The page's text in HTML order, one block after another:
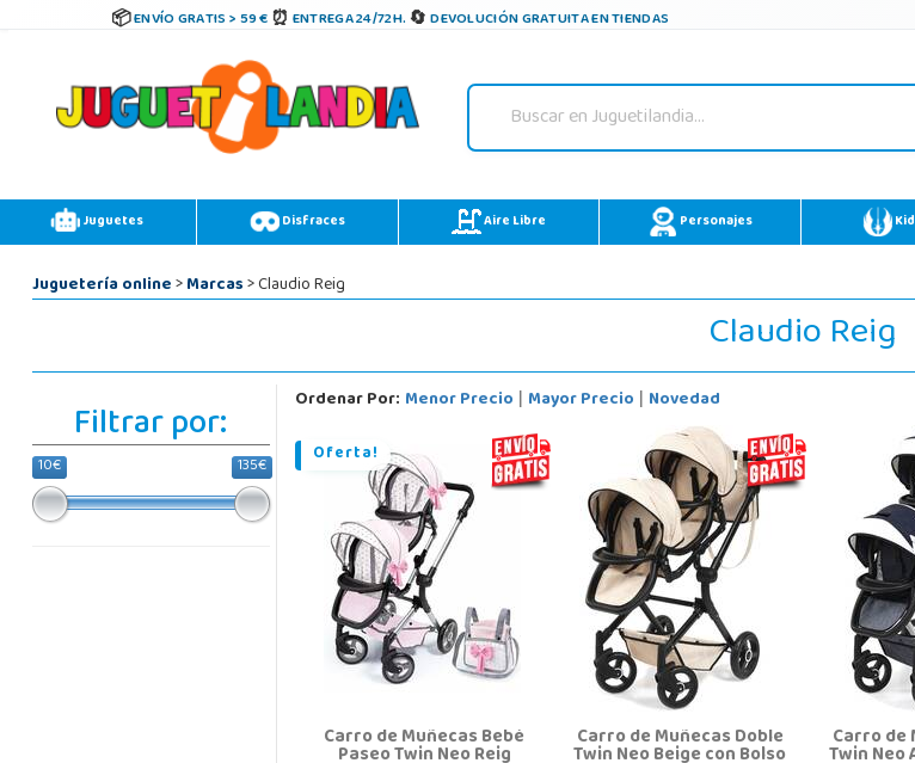
ENVÍO GRATIS > 59 € ENTREGA 24/72H. DEVOLUCIÓN GRATUITA EN TIENDAS
Juguetes Disfraces Aire Libre Personajes
Juguetería online>Marcas> Claudio Reig
Claudio Reig
Filtrar por:
10€ 135€
Ordenar Por: Menor Precio | Mayor Precio | Novedad
Oferta!
Carro de Muñecas Bebé
Paseo Twin Neo Reig Carro de Muñecas Doble
Twin Neo Beige con Bolso Carro de
Twin Neo